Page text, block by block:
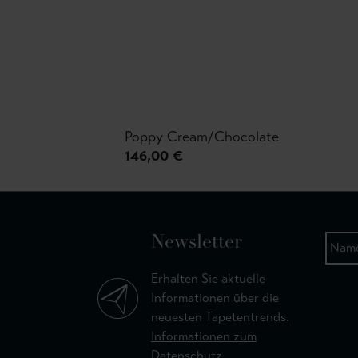
Poppy Cream/Chocolate
146,00 €
Newsletter
Erhalten Sie aktuelle
Informationen über die
neuesten Tapetentrends.
Informationen zum